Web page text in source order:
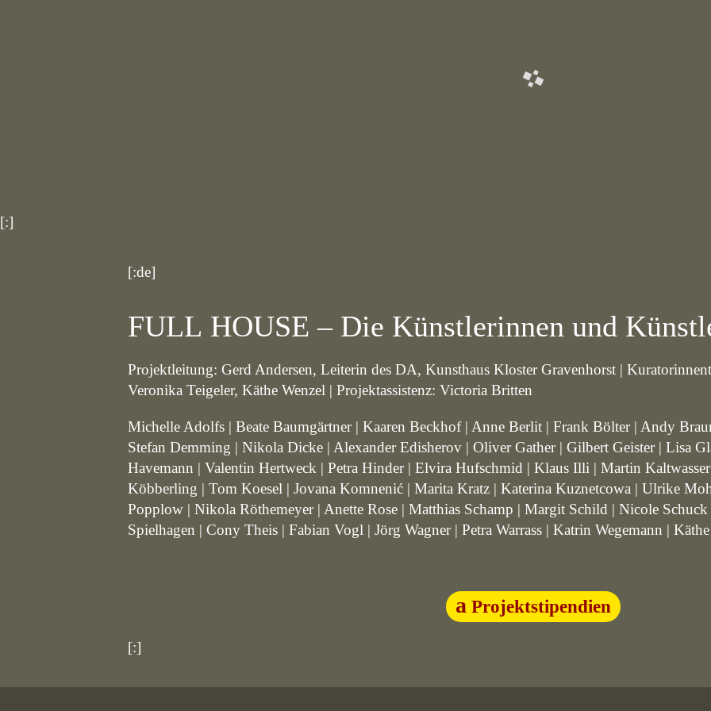
[:]
[:de]
FULL HOUSE – Die Künstlerinnen und
Projektleitung: Gerd Andersen, Leiterin des DA, Kunsthaus Kloster Gravenhorst |
Veronika Teigeler, Käthe Wenzel | Projektassistenz: Victoria Britten
Michelle Adolfs | Beate Baumgärtner | Kaaren Beckhof | Anne Berlit | Frank Bölter | Andy
Stefan Demming | Nikola Dicke | Alexander Edisherov | Oliver Gather | Gilbert Geister | Lisa
Havemann | Valentin Hertweck | Petra Hinder | Elvira Hufschmid | Klaus Illi | Martin
Köbberling | Tom Koesel | Jovana Komnenić | Marita Kratz | Katerina Kuznetcowa | Ulrike
Popplow | Nikola Röthemeyer | Anette Rose | Matthias Schamp | Margit Schild | Nicole
Spielhagen | Cony Theis | Fabian Vogl | Jörg Wagner | Petra Warrass | Katrin Wegemann |
Projektstipendien
[:]